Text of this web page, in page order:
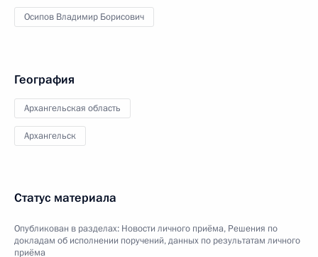
Осипов Владимир Борисович
География
Архангельская область
Архангельск
Статус материала
Опубликован в разделах: Новости личного приёма, Решения по
докладам об исполнении поручений, данных по результатам личного
приёма